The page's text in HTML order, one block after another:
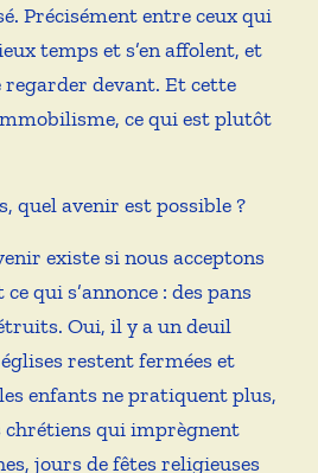
Précisément entre ceux qui
temps et s’en affolent, et
devant. Et cette
ce qui est plutôt
quel avenir est possible ?
existe si nous acceptons
qui s’annonce : des pans
Oui, il y a un deuil
restent fermées et
enfants ne pratiquent plus,
chrétiens qui imprègnent
jours de fêtes religieuses